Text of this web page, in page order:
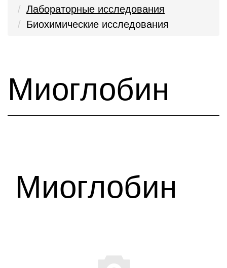
Лабораторные исследования
Биохимические исследования
Миоглобин
Миоглобин